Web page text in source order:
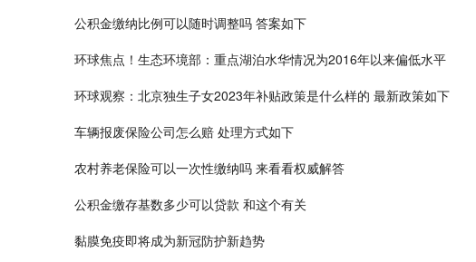
公积金缴纳比例可以随时调整吗 答案如下
环球焦点！生态环境部：重点湖泊水华情况为2016年以来偏低水平
环球观察：北京独生子女2023年补贴政策是什么样的 最新政策如下
车辆报废保险公司怎么赔 处理方式如下
农村养老保险可以一次性缴纳吗 来看看权威解答
公积金缴存基数多少可以贷款 和这个有关
黏膜免疫即将成为新冠防护新趋势